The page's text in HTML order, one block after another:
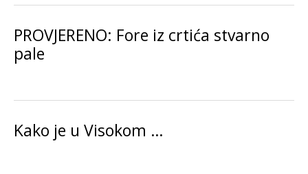
PROVJERENO: Fore iz crtića stvarno
pale
Kako je u Visokom …